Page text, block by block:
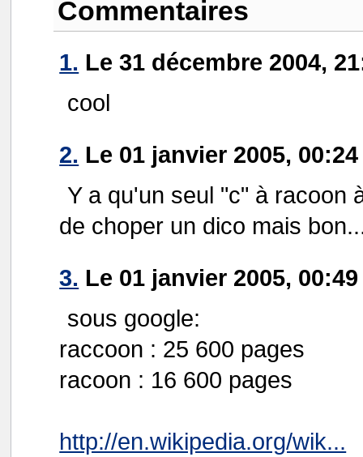
Commentaires
1. Le 31 décembre 2004,
cool
2. Le 01 janvier 2005,
Y a qu'un seul "c" à racoon
de choper un dico mais
3. Le 01 janvier 2005,
sous google:
raccoon : 25 600 pages
racoon : 16 600 pages
http://en.wikipedia.org/wik...